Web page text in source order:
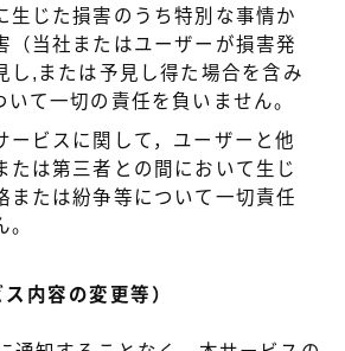
生じた損害のうち特別な事情か
（当社またはユーザーが損害発
し,または予見し得た場合を含み
いて一切の責任を負いません。
ービスに関して，ユーザーと他
たは第三者との間において生じ
または紛争等について一切責任
内容の変更等）